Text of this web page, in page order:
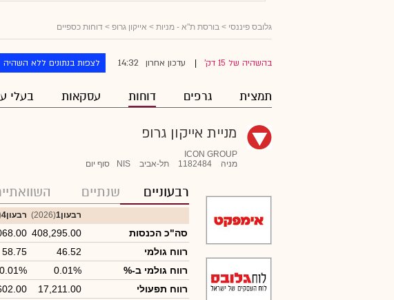
גלובס פיננסי > בורסת ת"א - מניות > אייקון גרופ > דוחות כספיים
בהשהיה של 15 דק' עדכון אחרון 14:32 לצפות בנתונים ללא השהיה
תמצית גרפים דוחות עסקאות בעלי
מניית אייקון גרופ
ICON GROUP
מניה
1182484 תל-אביב NIS סוף יום
רבעוניים שנתיים
רבעון1 (2026) רבעון4
סה"כ הכנסות 408,295.00
רווח גולמי
46.52
58.75
רווח גולמי ב-%
0.01%
0.01%
רווח תפעולי
17,211.00